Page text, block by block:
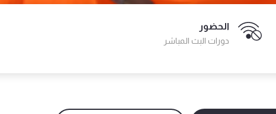
الحضور
دورات البث المباشر